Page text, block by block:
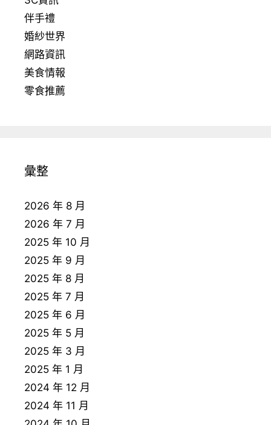
伴手禮
婚紗世界
網路資訊
美食情報
零食推薦
彙整
2026 年 8 月
2026 年 7 月
2025 年 10 月
2025 年 9 月
2025 年 8 月
2025 年 7 月
2025 年 6 月
2025 年 5 月
2025 年 3 月
2025 年 1 月
2024 年 12 月
2024 年 11 月